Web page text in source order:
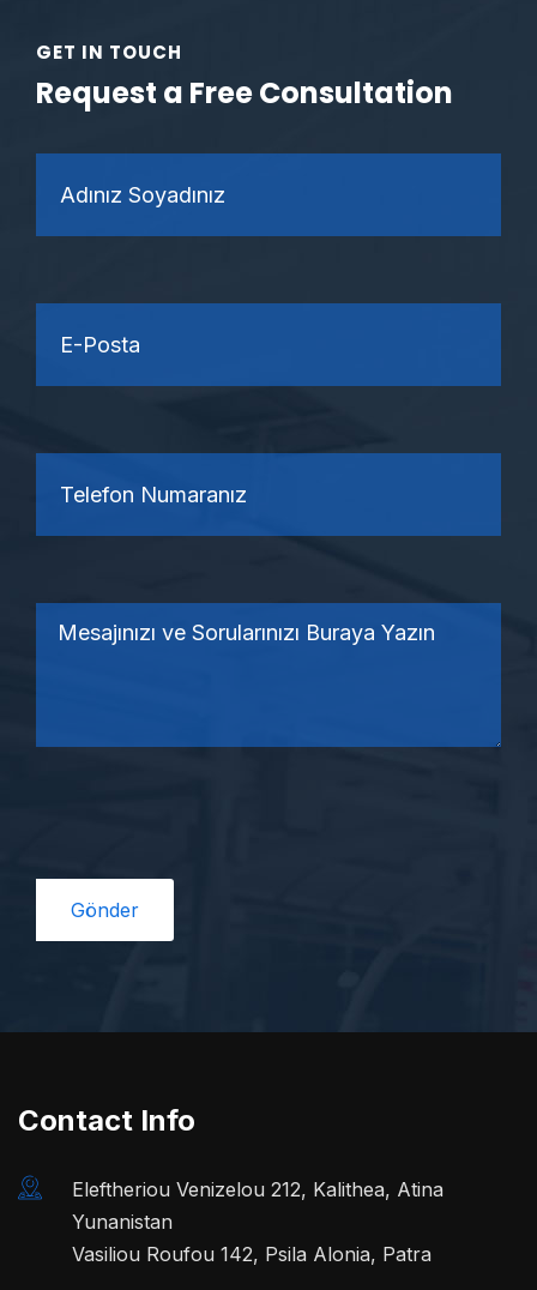
GET IN TOUCH
Request a Free Consultation
Contact Info
Eleftheriou Venizelou 212, Kalithea, Atina
Yunanistan
Vasiliou Roufou 142, Psila Alonia, Patra